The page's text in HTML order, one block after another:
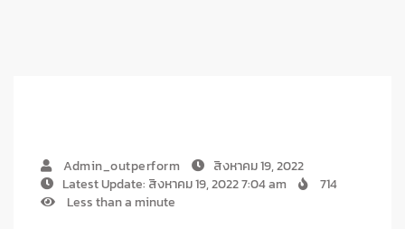
Admin_outperform
สิงหาคม 19, 2022
Latest Update: สิงหาคม 19, 2022 7:04 am
714
Less than a minute